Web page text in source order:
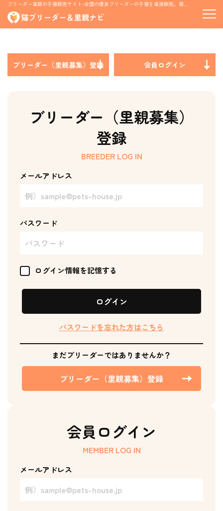
ブリーダー直販の子猫販売サイト-全国の優良ブリーダーの子猫を直接販売。猫の里親募集情報も掲載
ブリーダー（里親募集）登録 会員ログイン
ブリーダー（里親募集）
登録
BREEDER LOG IN
メールアドレス
パスワード
ログイン情報を記憶する
ログイン
パスワードを忘れた方はこちら
まだブリーダーではありませんか？
ブリーダー（里親募集）登録
会員ログイン
MEMBER LOG IN
メールアドレス